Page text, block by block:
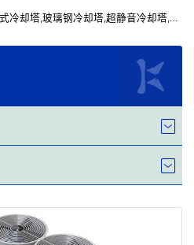
冷却塔,玻璃钢冷却塔,超静音冷却塔,圆